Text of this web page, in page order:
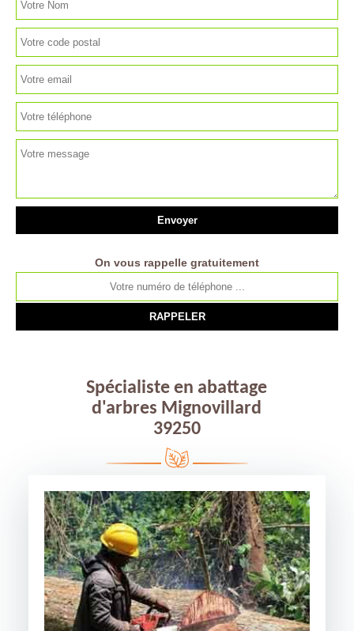
On vous rappelle gratuitement
Spécialiste en abattage
d'arbres Mignovillard
39250